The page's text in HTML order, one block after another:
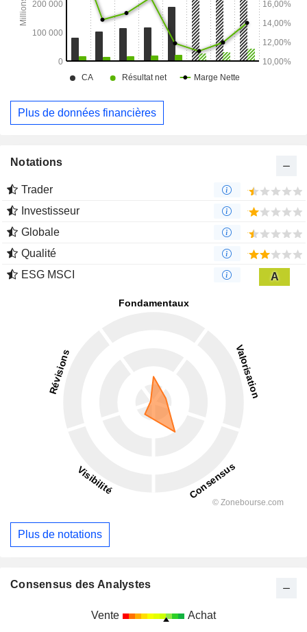
Plus de données financières
Notations
Trader
Investisseur
Globale
Qualité
ESG MSCI
A
Plus de notations
Consensus des Analystes
Vente Achat